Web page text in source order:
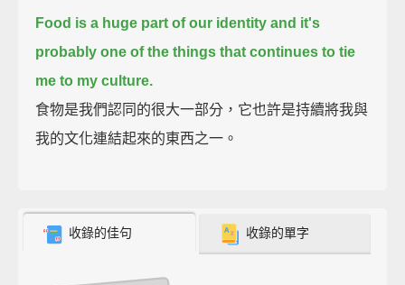
Food is a huge part of our identity and it's
probably one of the things that continues to tie
me to my culture.
食物是我們認同的很大一部分，它也許是持續將我與
我的文化連結起來的東西之一。
收錄的佳句 收錄的單字